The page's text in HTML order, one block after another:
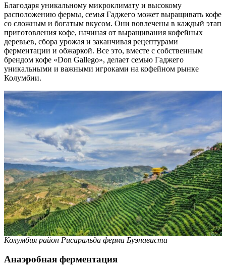
Благодаря уникальному микроклимату и высокому
расположению фермы, семья Гаджего может выращивать кофе
со сложным и богатым вкусом. Они вовлечены в каждый этап
приготовления кофе, начиная от выращивания кофейных
деревьев, сбора урожая и заканчивая рецептурами
ферментации и обжаркой. Все это, вместе с собственным
брендом кофе «Don Gallego», делает семью Гаджего
уникальными и важными игроками на кофейном рынке
Колумбии.
Колумбия район Рисаральда ферма Буэнависта
Анаэробная ферментация